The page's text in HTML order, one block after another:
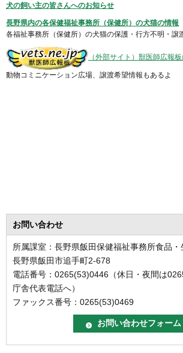
犬の飼い主の皆さんへのお知らせ
長野県内の各保健福祉事務所（保健所）の犬猫の情報
各福祉事務所（保健所）の犬猫の保護・行方不明・譲
（外部サイト）獣医師広報
動物コミニケーション広場、譲渡希望情報もあるよ
お問い合わせ
所属課室：長野県飯田保健福祉事務所食品
長野県飯田市追手町2-678
電話番号：0265(53)0446（休日・夜間は
庁舎代表電話へ）
ファックス番号：0265(53)0469